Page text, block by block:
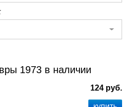
1973 в наличии
124 руб.